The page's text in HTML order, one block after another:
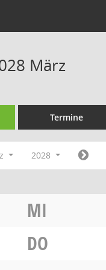
März
Termine
2028
MI
DO